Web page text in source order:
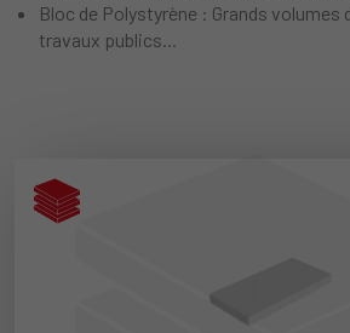
Bloc de Polystyrène : Grands
travaux publics...